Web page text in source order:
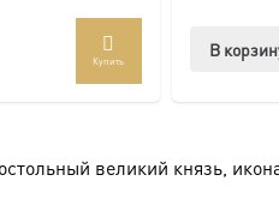
размерах или может быть
группу ВКонтакте:
Купить
В
великий князь,